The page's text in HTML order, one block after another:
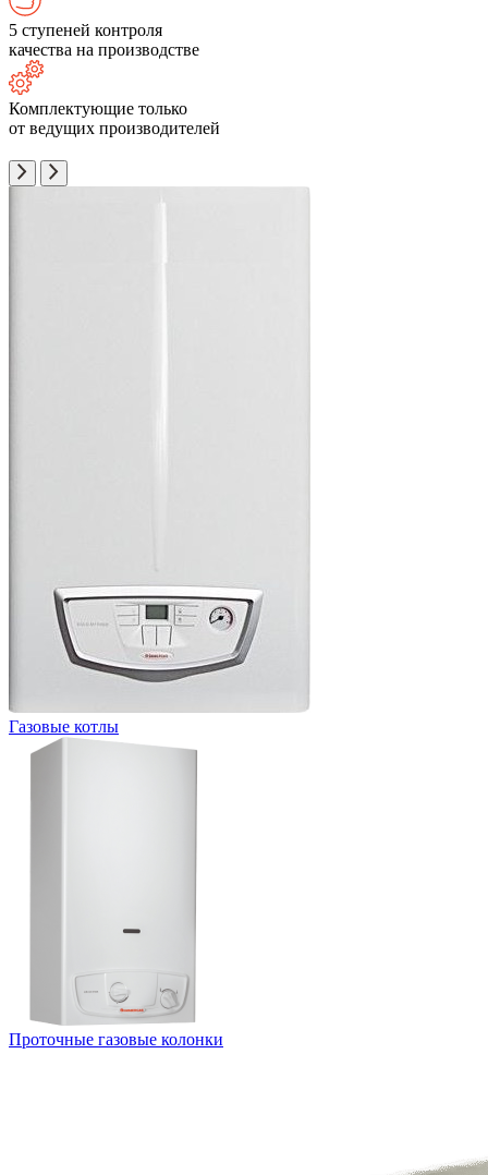
5 ступеней контроля
качества на производстве
Комплектующие только
от ведущих производителей
Газовые котлы
Проточные газовые колонки